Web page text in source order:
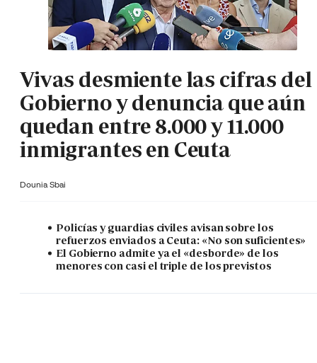
Vivas desmiente las cifras del
Gobierno y denuncia que aún
quedan entre 8.000 y 11.000
inmigrantes en Ceuta
Dounia Sbai
Policías y guardias civiles avisan sobre los
refuerzos enviados a Ceuta: «No son suficientes»
El Gobierno admite ya el «desborde» de los
menores con casi el triple de los previstos